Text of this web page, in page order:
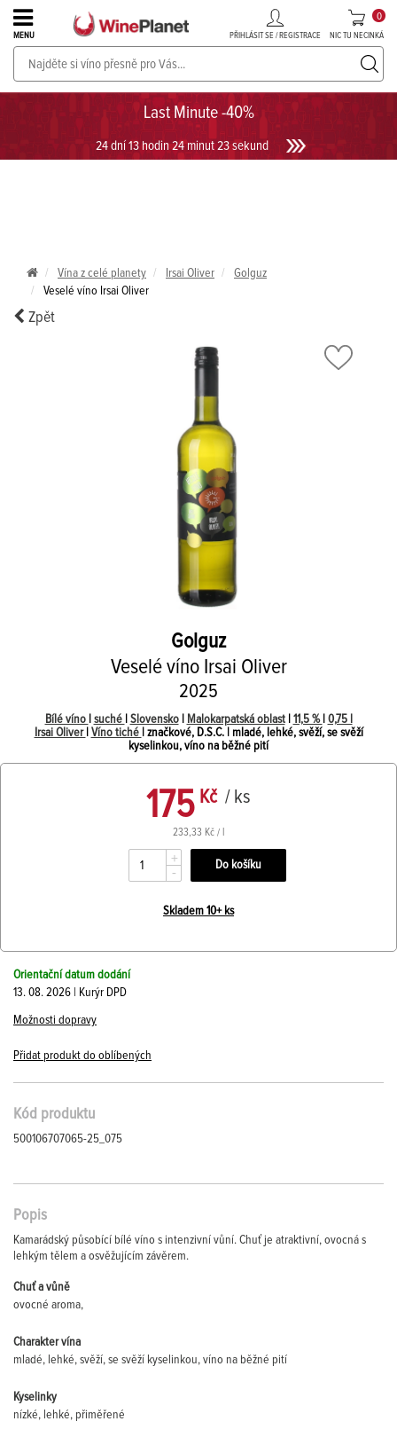
Last Minute -40%
24 dní 13 hodin 24 minut 23 sekund
MENU PŘIHLÁSIT SE / REGISTRACE NIC TU NECINKÁ
0
PROSECCO v akci až do -30%!UKÁZAT PROSECCO
Vína z celé planety Irsai Oliver
Golguz
Veselé víno Irsai Oliver
Zpět
Golguz
Veselé víno Irsai Oliver
2025
Bílé víno suché Slovensko| Malokarpatská oblast| 11,5 % 0,75 l
Irsai Oliver Víno tiché
| značkové, D.S.C. | mladé, lehké, svěží, se svěží
kyselinkou, víno na běžné pití
175 Kč / ks
233,33 Kč / l
+
-
Skladem 10+ ks
Orientační datum dodání
13. 08. 2026 | Kurýr DPD
Možnosti dopravy
Přidat produkt do oblíbených
Kód produktu
500106707065-25_075
Popis
Kamarádský působící bílé víno s intenzivní vůní. Chuť je atraktivní, ovocná s
lehkým tělem a osvěžujícím závěrem.
Chuť a vůně
ovocné aroma,
Charakter vína
mladé, lehké, svěží, se svěží kyselinkou, víno na běžné pití
Kyselinky
nízké, lehké, přiměřené